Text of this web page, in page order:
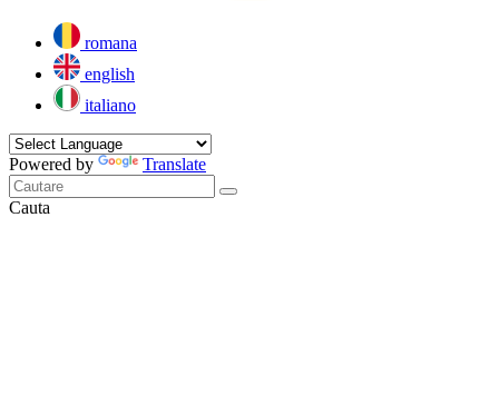
romana
english
italiano
Powered by Translate
Cauta